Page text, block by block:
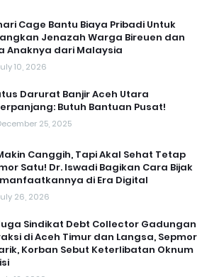
Cage Bantu Biaya Pribadi Untuk
Jenazah Warga Bireuen dan
Anaknya dari Malaysia
10, 2026
Darurat Banjir Aceh Utara
Butuh Bantuan Pusat!
25, 2025
Canggih, Tapi Akal Sehat Tetap
Satu! Dr. Iswadi Bagikan Cara Bijak
di Era Digital
26, 2026
Sindikat Debt Collector Gadungan
di Aceh Timur dan Langsa, Sepmor
Korban Sebut Keterlibatan Oknum